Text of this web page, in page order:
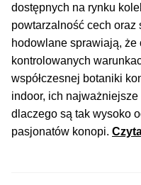
Pełnosezonowe XXL
Szybkie Automaty
Max THC 21% i Więcej
Odporne Odmiany
dostępnych na rynku
powtarzalność cech
hodowlane sprawiają,
kontrolowanych
współczesnej botaniki
indoor, ich
dlaczego są tak wysoko
pasjonatów konopi.